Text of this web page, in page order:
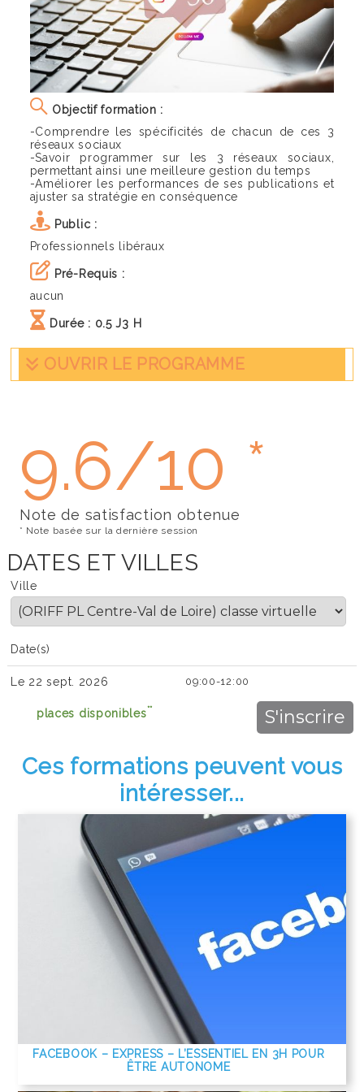
Objectif formation :
-Comprendre les spécificités de chacun de ces 3
réseaux sociaux
-Savoir programmer sur les 3 réseaux sociaux,
permettant ainsi une meilleure gestion du temps
-Améliorer les performances de ses publications et
ajuster sa stratégie en conséquence
Public :
Professionnels libéraux
Pré-Requis :
aucun
Durée : 0.5 J3 H
OUVRIR LE PROGRAMME
9.6/10 *
Note de satisfaction obtenue
* Note basée sur la dernière session
DATES ET VILLES
Ville
Date(s)
Le 22 sept. 2026 09:00-12:00
places disponibles**
Ces formations peuvent vous
intéresser...
FACEBOOK – EXPRESS – L’ESSENTIEL EN 3H POUR
ÊTRE AUTONOME